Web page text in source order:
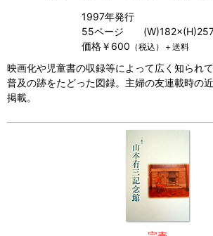
1997年発行
55ページ
価格￥600 （税込）＋送料
映画化や児童書の収録等によって広く知られ
普及の跡をたどった図録。主婦の友連載時の
掲載。